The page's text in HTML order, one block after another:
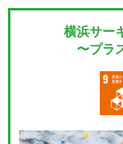
横浜サー
〜プラ